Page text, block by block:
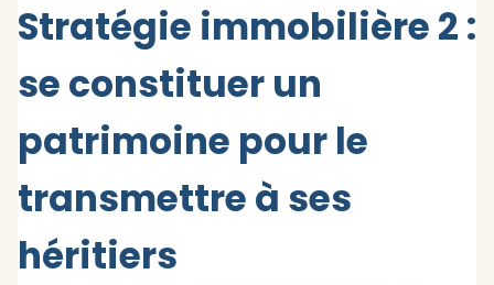
Stratégie immobilière 2 :
se constituer un
patrimoine pour le
transmettre à ses
héritiers